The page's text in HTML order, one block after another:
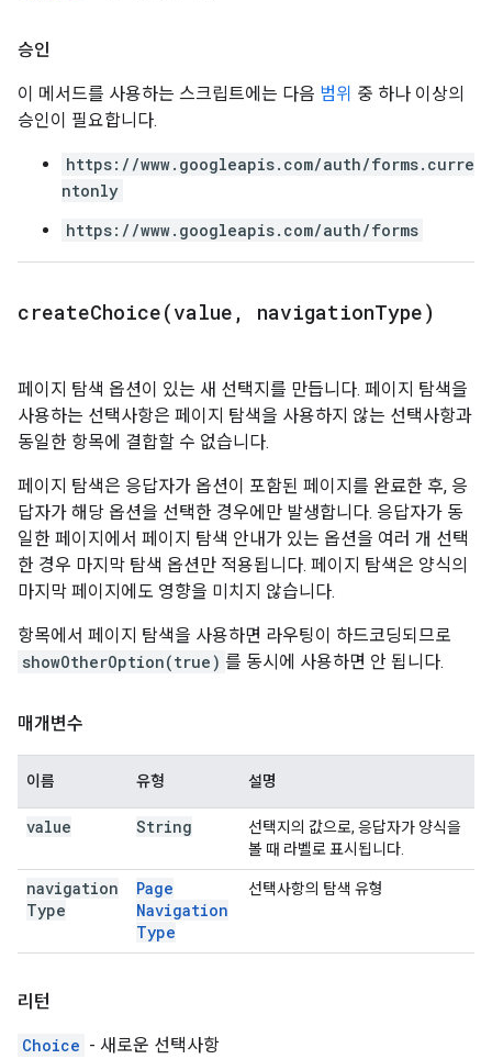
승인
이 메서드를 사용하는 스크립트에는 다음 범위 중 하나 이상의
승인이 필요합니다.
https://www.googleapis.com/auth/forms.curre
ntonly
https://www.googleapis.com/auth/forms
createChoice(value , navigationType)
페이지 탐색 옵션이 있는 새 선택지를 만듭니다. 페이지 탐색을
사용하는 선택사항은 페이지 탐색을 사용하지 않는 선택사항과
동일한 항목에 결합할 수 없습니다.
페이지 탐색은 응답자가 옵션이 포함된 페이지를 완료한 후, 응
답자가 해당 옵션을 선택한 경우에만 발생합니다. 응답자가 동
일한 페이지에서 페이지 탐색 안내가 있는 옵션을 여러 개 선택
한 경우 마지막 탐색 옵션만 적용됩니다. 페이지 탐색은 양식의
마지막 페이지에도 영향을 미치지 않습니다.
항목에서 페이지 탐색을 사용하면 라우팅이 하드코딩되므로
showOtherOption(true) 를 동시에 사용하면 안 됩니다.
매개변수
이름 유형 설명
value String
선택지의 값으로, 응답자가 양식을
볼 때 라벨로 표시됩니다.
navigation
Type
Page
Navigation
Type
선택사항의 탐색 유형
리턴
Choice - 새로운 선택사항